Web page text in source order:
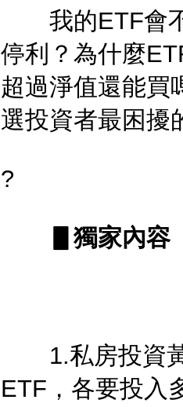
我的ETF會不
停利？為什麼
超過淨值還能買
選投資者最困擾
?
▋獨家內容
1.私房投資黃
ETF，各要投入